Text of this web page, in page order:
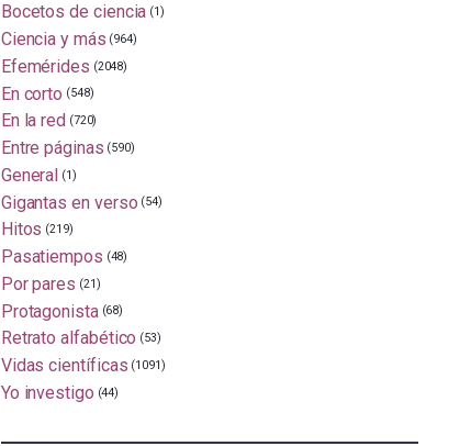
Bocetos de ciencia (1)
Ciencia y más (964)
Efemérides (2048)
En corto (548)
En la red (720)
Entre páginas (590)
General (1)
Gigantas en verso (54)
Hitos (219)
Pasatiempos (48)
Por pares (21)
Protagonista (68)
Retrato alfabético (53)
Vidas científicas (1091)
Yo investigo (44)